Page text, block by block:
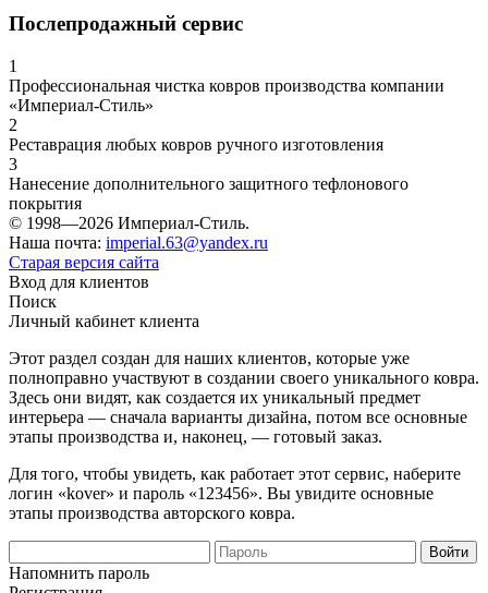
Послепродажный сервис
1
Профессиональная чистка ковров производства компании
«Империал-Стиль»
2
Реставрация любых ковров ручного изготовления
3
Нанесение дополнительного защитного тефлонового
покрытия
© 1998—2026 Империал-Стиль.
Наша почта: imperial.63@yandex.ru
Старая версия сайта
Вход для клиентов
Поиск
Личный кабинет клиента
Этот раздел создан для наших клиентов, которые уже
полноправно участвуют в создании своего уникального ковра.
Здесь они видят, как создается их уникальный предмет
интерьера — сначала варианты дизайна, потом все основные
этапы производства и, наконец, — готовый заказ.
Для того, чтобы увидеть, как работает этот сервис, наберите
логин «kover» и пароль «123456». Вы увидите основные
этапы производства авторского ковра.
Напомнить пароль